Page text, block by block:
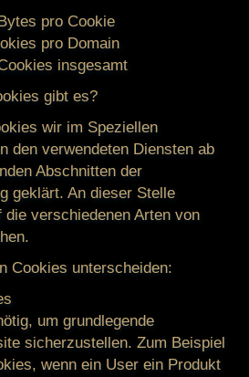
pro Cookie
pro Domain
insgesamt
gibt es?
wir im Speziellen
den verwendeten Diensten ab
Abschnitten der
geklärt. An dieser Stelle
verschiedenen Arten von
Cookies unterscheiden:
um grundlegende
sicherzustellen. Zum Beispiel
wenn ein User ein Produkt